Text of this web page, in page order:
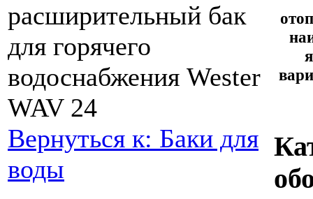
расширительный бак
для горячего
водоснабжения Wester
WAV 24
Вернуться к: Баки для
воды